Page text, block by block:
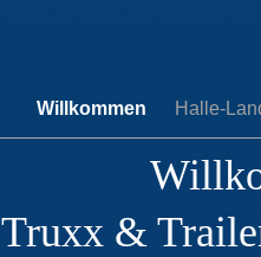
Willkommen Halle-
Truxx &